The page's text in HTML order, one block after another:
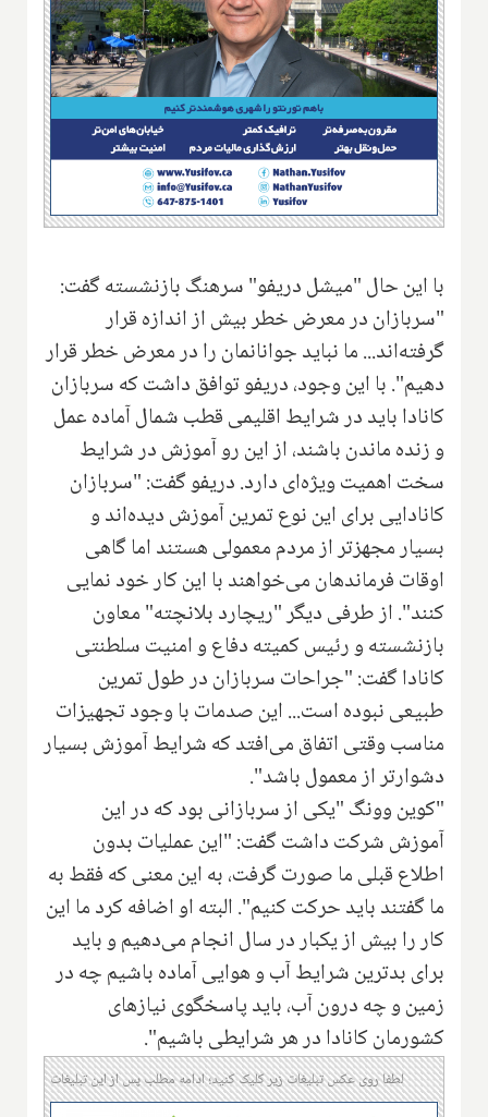
با این حال "میشل دریفو" سرهنگ بازنشسته گفت:
"سربازان در معرض خطر بیش از اندازه قرار
گرفته‌اند... ما نباید جوانانمان را در معرض خطر قرار
دهیم."با این وجود، دریفو توافق داشت که سربازان
کانادا باید در شرایط اقلیمی قطب شمال آماده عمل
و زنده ماندن باشند، از این رو آموزش در شرایط
سخت اهمیت ویژه‌ای دارد. دریفو گفت: "سربازان
کانادایی برای این نوع تمرین آموزش دیده‌اند‌‌ و
بسیار مجهز‌تر از مردم معمولی هستند ‌‌اما گاهی
اوقات فرماندهان می‌خواهند با این کار خود نمایی
کنند."از طرفی دیگر "ریچارد بلانچته" معاون
بازنشسته و رئیس کمیته دفاع و امنیت سلطنتی
کانادا گفت: "‌جراحات سربازان در طول تمرین
طبیعی نبوده است... این صدمات با وجود تجهیزات
مناسب وقتی اتفاق می‌افتد که شرایط آموزش بسیار
دشوارتر از معمول باشد".
"کوین وونگ "یکی از سربازانی بود که در این
آموزش شرکت داشت گفت: "این عملیات بدون
اطلاع قبلی ما صورت گرفت، به این معنی که فقط به
ما گفتند باید حرکت کنیم". البته او اضافه کرد ما این
کار را بیش از یکبار در سال انجام می‌دهیم و باید
برای بدترین شرایط آب و هوایی آماده باشیم چه در
زمین و چه درون آب، باید پاسخگوی نیاز‌های
کشورمان کانادا در هر شرایطی باشیم".
لطفا روی عکس تبلیغات زیر کلیک کنید؛ ادامه مطلب پس از این تبلیغات